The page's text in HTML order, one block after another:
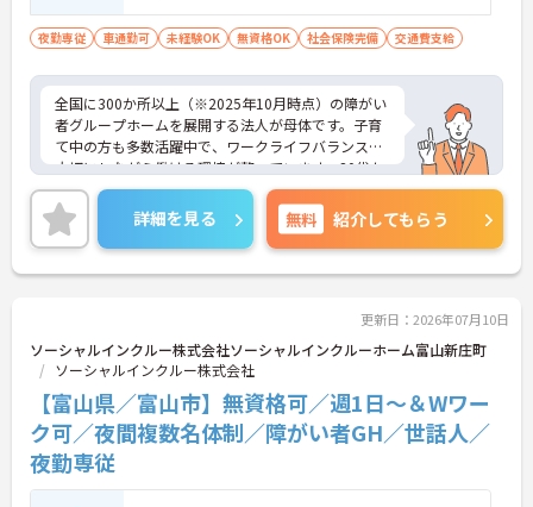
夜勤専従 車通勤可 未経験OK 無資格OK 社会保険完備 交通費支給
全国に300か所以上（※2025年10月時点）の障がい
者グループホームを展開する法人が母体です。子育
て中の方も多数活躍中で、ワークライフバランスを
大切にしながら働ける環境が整っています。20代か
ら60代まで幅広い年代のスタッフが活躍しており、
和やかな雰囲気の職場です。
平日のみ、土日のみなど、ご自分の生活スタイルに
合わせて働くことができます◎
また、年2回の昇給実績ありであなたの頑張りがし
方、福祉の資格をお持ちの方、安定した法人でキャ
リアを築きたい方におすすめです。ご興味のある方
は詳細等をお伝えしますので、お気軽にお問い合わ
せください。
詳細を見る 無料 紹介してもらう
更新日：2026年07月10日
ソーシャルインクルー株式会社ソーシャルインクルーホーム富山新庄町
ソーシャルインクルー株式会社
【富山県／富山市】無資格可／週1日～＆Wワー
ク可／夜間複数名体制／障がい者GH／世話人／
夜勤専従